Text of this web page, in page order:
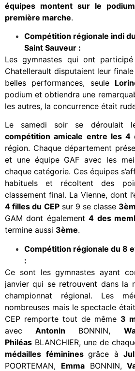
équipes montent sur le podium
première marche.
Compétition régionale indi
Saint Sauveur :
Les gymnastes qui ont
Chatellerault disputaient leur
belles performances, seule
podium et obtiendra une
les autres, la concurrence était
Le samedi soir se déroulait
compétition amicale entre les 4
région. Chaque département
et une équipe GAF avec les
chaque catégorie. Ces équipes
habituels et récoltent des
classement final. La Vienne, dont
4 filles du CEPsur 9 se classe
GAM dont également4 des
termine aussi 3ème.
Compétition régionale du 8
:
Ce sont les gymnastes ayant
janvier qui se retrouvent dans la
championnat régional. Les
nombreuses mais le spectacle
CEP remporte tout de même 3
avecAntonin BONNIN,
Philéas BLANCHIER, une de
médailles féminines grâce à
POORTEMAN, EmmaBONNIN,